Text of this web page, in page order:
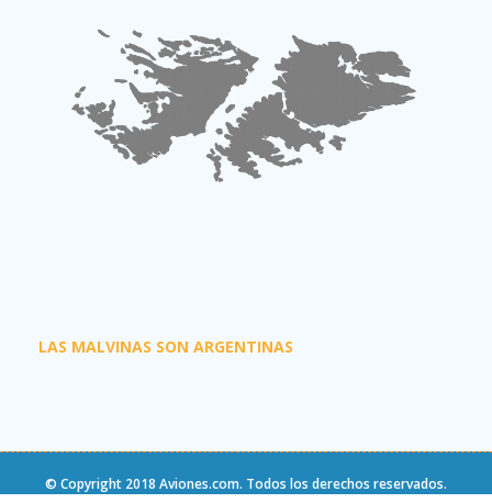
LAS MALVINAS SON ARGENTINAS
© Copyright 2018 Aviones.com. Todos los derechos reservados.